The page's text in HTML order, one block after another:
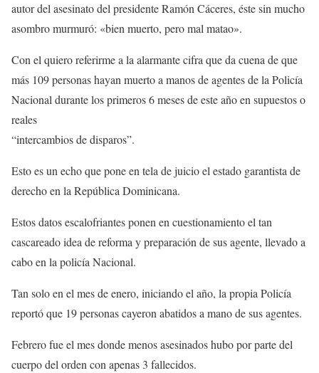
autor del asesinato del presidente Ramón Cáceres, éste sin mucho
asombro murmuró: «bien muerto, pero mal matao».
Con el quiero referirme a la alarmante cifra que da cuena de que
más 109 personas hayan muerto a manos de agentes de la Policía
Nacional durante los primeros 6 meses de este año en supuestos o
reales
“intercambios de disparos”.
Esto es un echo que pone en tela de juicio el estado garantista de
derecho en la República Dominicana.
Estos datos escalofriantes ponen en cuestionamiento el tan
cascareado idea de reforma y preparación de sus agente, llevado a
cabo en la policía Nacional.
Tan solo en el mes de enero, iniciando el año, la propia Policía
reportó que 19 personas cayeron abatidos a mano de sus agentes.
Febrero fue el mes donde menos asesinados hubo por parte del
cuerpo del orden con apenas 3 fallecidos.